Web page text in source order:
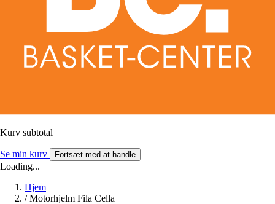
Kurv subtotal
Se min kurv Fortsæt med at handle
Loading...
Hjem
/ Motorhjelm Fila Cella